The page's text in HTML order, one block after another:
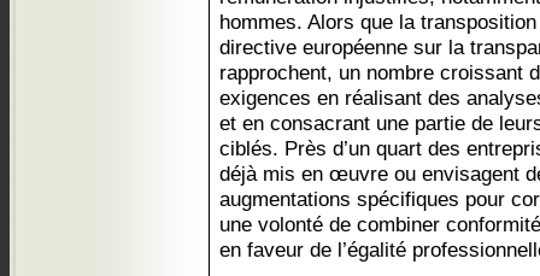
hommes. Alors que la
directive européenne sur la
rapprochent, un nombre croissant
exigences en réalisant des
et en consacrant une partie de
ciblés. Près d’un quart des
déjà mis en œuvre ou envisagent
augmentations spécifiques pour
une volonté de combiner
en faveur de l’égalité